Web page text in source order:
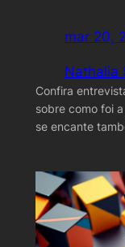
mar 20,
Nathalia
Confira
sobre como foi
se encante